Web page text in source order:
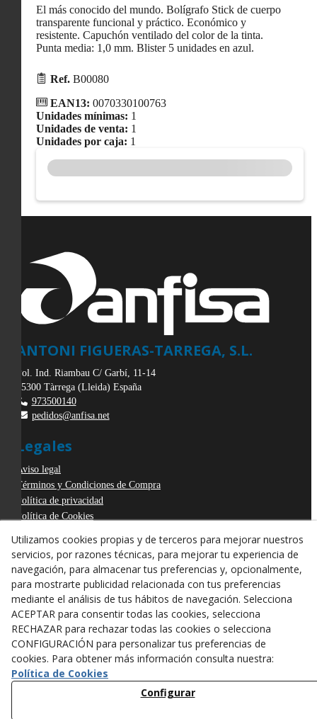
El más conocido del mundo. Bolígrafo Stick de cuerpo
transparente funcional y práctico. Económico y
resistente. Capuchón ventilado del color de la tinta.
Punta media: 1,0 mm. Blister 5 unidades en azul.
Ref. B00080
EAN13: 0070330100763
Unidades mínimas: 1
Unidades de venta: 1
Unidades por caja: 1
ANTONI FIGUERAS-TARREGA, S.L.
Pol. Ind. Riambau C/ Garbí, 11-14
25300 Tàrrega (Lleida) España
973500140
pedidos@anfisa.net
Legales
Aviso legal
Términos y Condiciones de Compra
Política de privacidad
Política de Cookies
Derecho de desistimiento
Utilizamos cookies propias y de terceros para mejorar nuestros
servicios, por razones técnicas, para mejorar tu experiencia de
navegación, para almacenar tus preferencias y, opcionalmente,
para mostrarte publicidad relacionada con tus preferencias
mediante el análisis de tus hábitos de navegación. Selecciona
ACEPTAR para consentir todas las cookies, selecciona
RECHAZAR para rechazar todas las cookies o selecciona
CONFIGURACIÓN para personalizar tus preferencias de
cookies. Para obtener más información consulta nuestra:
Política de Cookies
Configurar